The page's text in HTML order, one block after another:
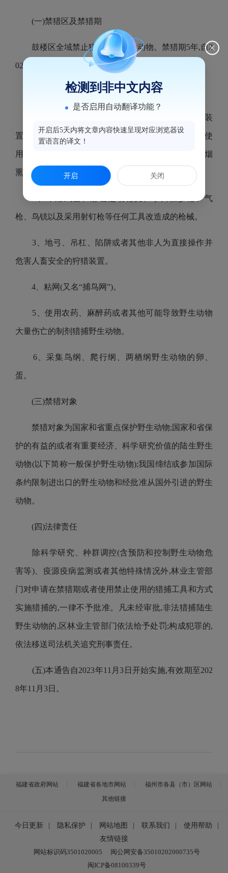
(一)禁猎区及禁猎期
鼓楼区全域禁止猎捕陆生野生动物。 禁猎期5年,自2
023年11月3日 至2028年11月3日止
(二)禁止使用的猎捕工具和猎捕方法
1、禁止使用毒药、爆炸物、电击或者电子诱捕装
置以及猎套、猎夹、地枪、排铳等工具进行猎捕,禁止使
用夜间照明行猎、歼灭性围猎、捣毁巢穴、火攻、烟
熏、网捕等方法进行猎捕。
2、军用武器、射击运动枪支、小口径步枪、气
枪、鸟铳以及采用射钉枪等任何工具改造成的枪械。
3、地弓、吊杠、陷阱或者其他非人为直接操作并
危害人畜安全的狩猎装置。
4、粘网(又名“捕鸟网”)。
5、使用农药、麻醉药或者其他可能导致野生动物
大量伤亡的制剂猎捕野生动物。
6、采集鸟纲、爬行纲、两栖纲野生动物的卵、
蛋。
(三)禁猎对象
禁猎对象为 国家和省重点保护野生动物;国家和省保
护的有益的或者有重要经济、科学研究价值的陆生野生
动物(以下简称一般保护野生动物);我国缔结或参加国际
条约限制进出口的野生动物和经批准从国外引进的野生
动物。
(四)法律责任
除科学研究、种群调控(含预防和控制野生动物危
害等)、疫源疫病监测或者其他特殊情况外,林业主管部
门对申请在禁猎期或者使用禁止使用的猎捕工具和方式
实施猎捕的,一律不予批准。凡未经审批,非法猎捕陆生
野生动物的,区林业主管部门依法给予处罚;构成犯罪的,
依法移送司法机关追究刑事责任。
(五)本通告自2023年11月 3 日开始实施,有效期至202
8年1 1 月3日。
福建省政府网站 福建省各地市网站
福州市各县（市）区网站
其他链接
今日更新 隐私保护 网站地图 联系我们 使用帮助
友情链接
网站标识码3501020005
闽公网安备35010202000735号
闽ICP备08100339号
检测到非中文内容
是否启用自动翻译功能？
开启后5天内将文章内容快速呈现对应浏览器设
置语言的译文！
开启 关闭